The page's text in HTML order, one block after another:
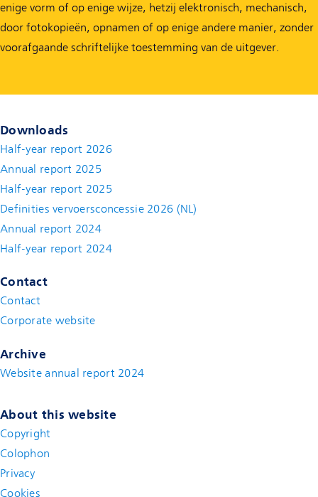
enige vorm of op enige wijze, hetzij elektronisch, mechanisch,
door fotokopieën, opnamen of op enige andere manier, zonder
voorafgaande schriftelijke toestemming van de uitgever.
Downloads
Half-year report 2026
Annual report 2025
Half-year report 2025
Definities vervoersconcessie 2026 (NL)
Annual report 2024
Half-year report 2024
Contact
Contact
Corporate website
Archive
Website annual report 2024
About this website
Copyright
Colophon
Privacy
Cookies